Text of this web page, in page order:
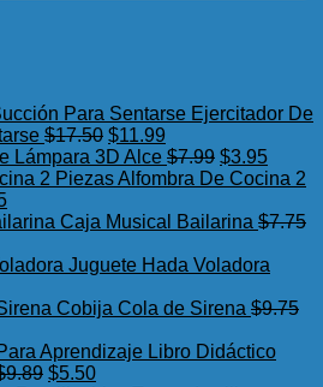
Ejercitador De
$17.50 El
precio
original
$17.50.
$11.99
precio
actual
$11.99.
Lámpara 3D Alce $7.99 El
precio
era:
$3.95El
precio
es:
Alfombra De Cocina 2
El
precio
es:
Caja Musical Bailarina $7.75
Juguete Hada Voladora
Cobija Cola de Sirena $9.75
Libro Didáctico
9.89 El
$5.50El